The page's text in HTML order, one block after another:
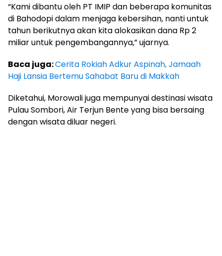
“Kami dibantu oleh PT IMIP dan beberapa komunitas
di Bahodopi dalam menjaga kebersihan, nanti untuk
tahun berikutnya akan kita alokasikan dana Rp 2
miliar untuk pengembangannya,” ujarnya.
Baca juga:Cerita Rokiah Adkur Aspinah, Jamaah
Haji Lansia Bertemu Sahabat Baru di Makkah
Diketahui, Morowali juga mempunyai destinasi wisata
Pulau Sombori, Air Terjun Bente yang bisa bersaing
dengan wisata diluar negeri.